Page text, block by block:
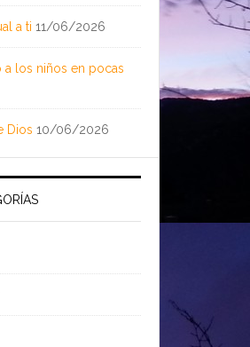
a ti 11/06/2026
a los niños en pocas
Dios 10/06/2026